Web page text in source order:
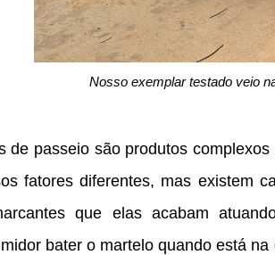
Nosso exemplar testado veio
de passeio são produtos
fatores diferentes, mas existem
que elas acabam
bater o martelo quando está